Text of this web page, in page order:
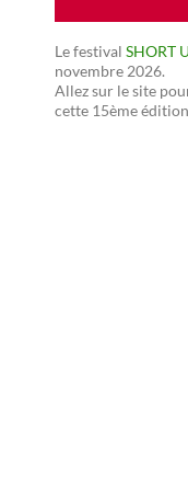
Le festival SHORT
novembre 2026.
Allez sur le site
cette 15ème